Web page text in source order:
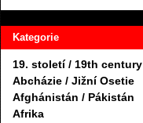
Kategorie
19. století / 19th century
Abcházie / Jižní Osetie
Afghánistán / Pákistán
Afrika